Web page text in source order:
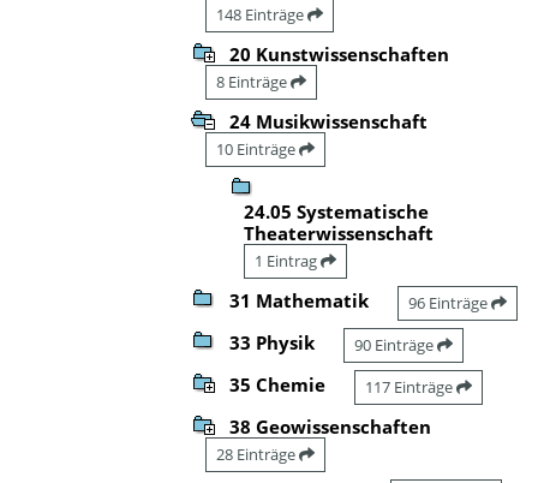
148 Einträge
20 Kunstwissenschaften
8 Einträge
24 Musikwissenschaft
10 Einträge
24.05 Systematische
Theaterwissenschaft
1 Eintrag
31 Mathematik 96 Einträge
33 Physik 90 Einträge
35 Chemie 117 Einträge
38 Geowissenschaften
28 Einträge